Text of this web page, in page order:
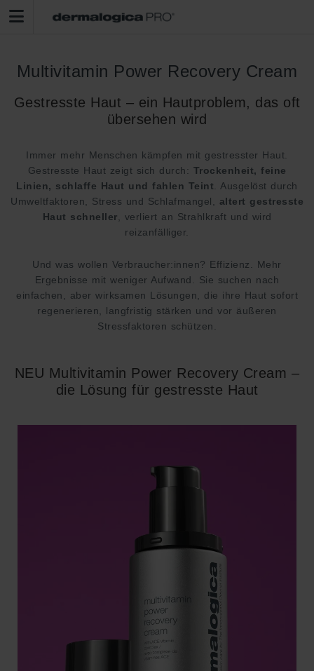
Multivitamin Power Recovery Cream
Gestresste Haut – ein Hautproblem, das oft
übersehen wird
Immer mehr Menschen kämpfen mit gestresster Haut.
Gestresste Haut zeigt sich durch: Trockenheit, feine
Linien, schlaffe Haut und fahlen Teint . Ausgelöst durch
Umweltfaktoren, Stress und Schlafmangel, altert gestresste
Haut schneller , verliert an Strahlkraft und wird
reizanfälliger.
Und was wollen Verbraucher:innen? Effizienz. Mehr
Ergebnisse mit weniger Aufwand. Sie suchen nach
einfachen, aber wirksamen Lösungen, die ihre Haut sofort
regenerieren, langfristig stärken und vor äußeren
Stressfaktoren schützen.
NEU Multivitamin Power Recovery Cream –
die Lösung für gestresste Haut